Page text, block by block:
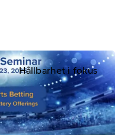
Hållbarhet i fokus